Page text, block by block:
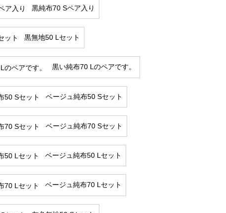
黒純布70 Sペア入り
黒無地50 Lセット
黒い純布70 Lのペアです。
ベージュ純布50 Sセット
ベージュ純布70 Sセット
ベージュ純布50 Lセット
ベージュ純布70 Lセット